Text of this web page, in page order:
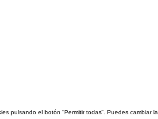
pulsando el botón “Permitir todas”. Puedes cambiar la